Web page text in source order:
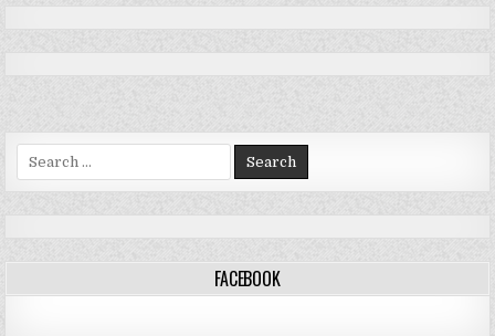
Search
for:
FACEBOOK